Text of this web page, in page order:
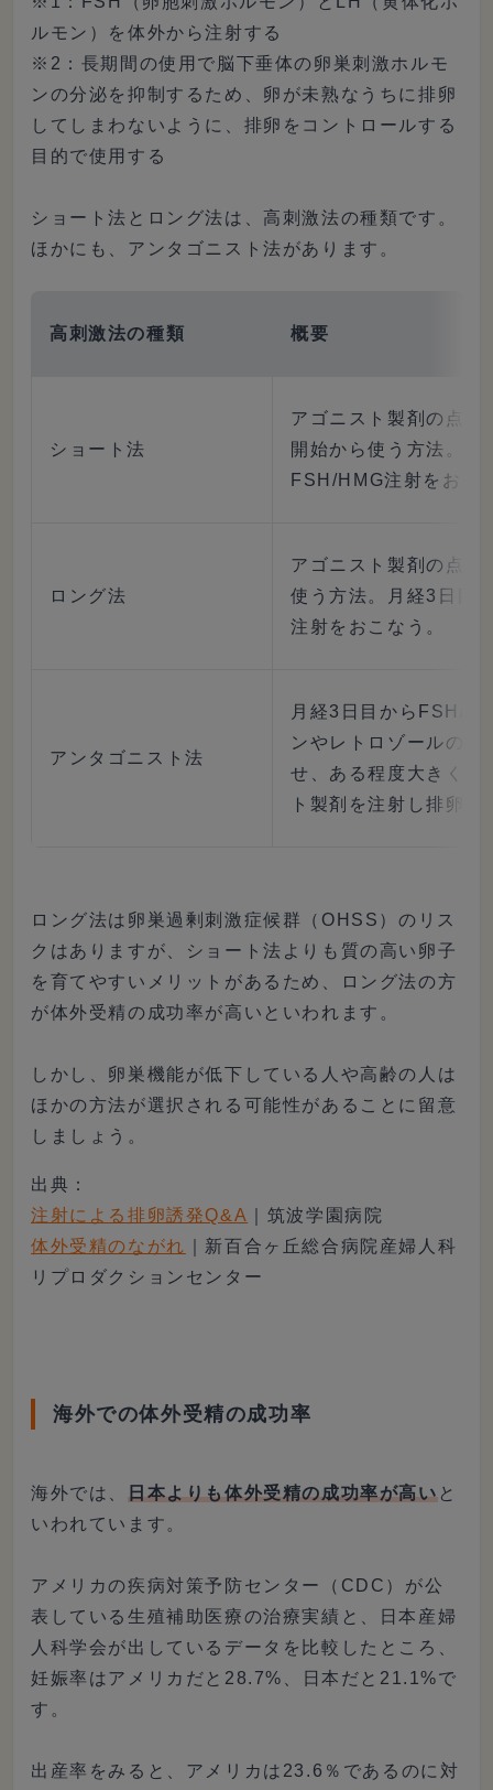
ルモン）を体外から注射する
※2：長期間の使用で脳下垂体の卵巣刺激ホルモ
ンの分泌を抑制するため、卵が未熟なうちに排卵
してしまわないように、排卵をコントロールする
目的で使用する
ショート法とロング法は、高刺激法の種類です。
ほかにも、アンタゴニスト法があります。
高刺激法の種類 概要
ショート法
アゴニスト製剤の点鼻
開始から使う方法。月
FSH/HMG注射をおこ
ロング法
アゴニスト製剤の点鼻
使う方法。月経3日目
注射をおこなう。
アンタゴニスト法
月経3日目からFSH/
ンやレトロゾールの服
せ、ある程度大きくな
ト製剤を注射し排卵を
ロング法は卵巣過剰刺激症候群（OHSS）のリス
クはありますが、ショート法よりも質の高い卵子
を育てやすいメリットがあるため、ロング法の方
が体外受精の成功率が高いといわれます。
しかし、卵巣機能が低下している人や高齢の人は
ほかの方法が選択される可能性があることに留意
しましょう。
出典：
注射による排卵誘発Q&A
｜筑波学園病院
体外受精のながれ
｜新百合ヶ丘総合病院産婦人科
リプロダクションセンター
海外での体外受精の成功率
海外では、 日本よりも体外受精の成功率が高いと
いわれています。
アメリカの疾病対策予防センター（CDC）が公
表している生殖補助医療の治療実績と、日本産婦
人科学会が出しているデータを比較したところ、
妊娠率はアメリカだと28.7%、日本だと21.1%で
す。
出産率をみると、アメリカは23.6％であるのに対